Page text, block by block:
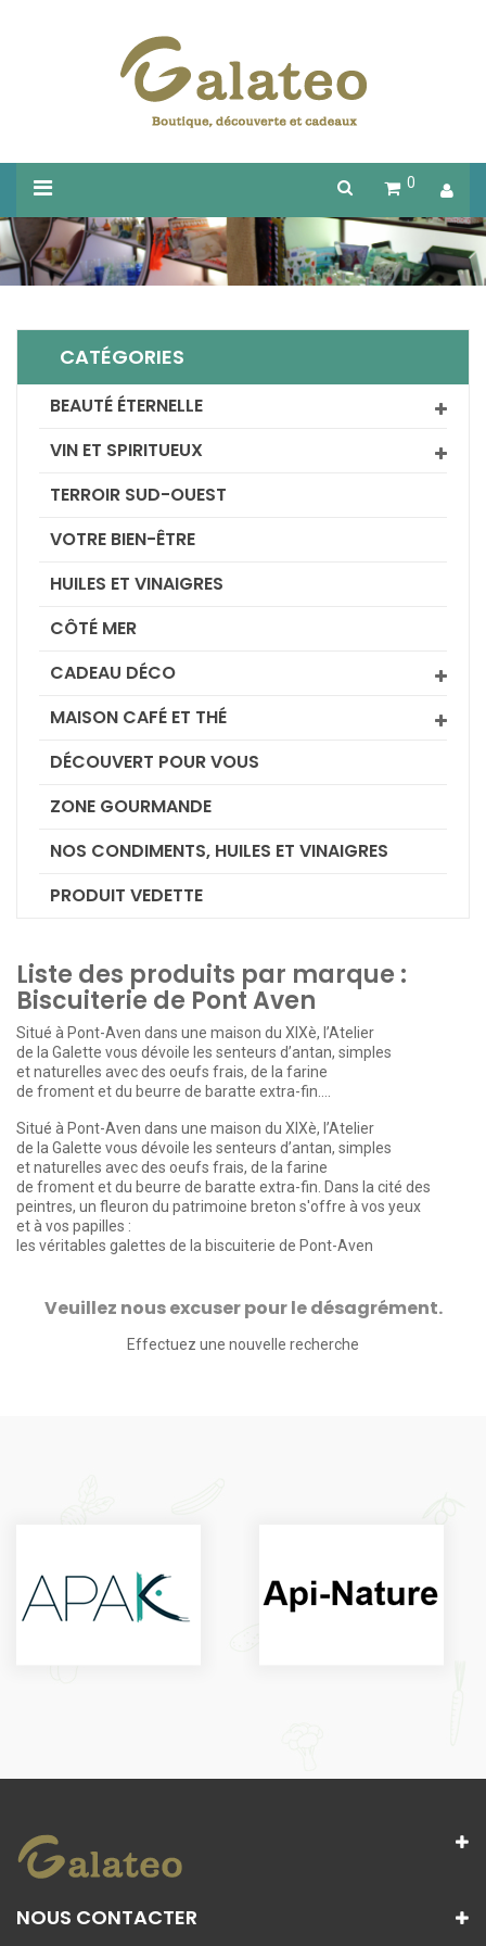
0
CATÉGORIES
BEAUTÉ ÉTERNELLE
VIN ET SPIRITUEUX
TERROIR SUD-OUEST
VOTRE BIEN-ÊTRE
HUILES ET VINAIGRES
CÔTÉ MER
CADEAU DÉCO
MAISON CAFÉ ET THÉ
DÉCOUVERT POUR VOUS
ZONE GOURMANDE
NOS CONDIMENTS, HUILES ET VINAIGRES
PRODUIT VEDETTE
Liste des produits par marque :
Biscuiterie de Pont Aven
Situé à Pont-Aven dans une maison du XIXè, l’Atelier
de la Galette vous dévoile les senteurs d’antan, simples
et naturelles avec des oeufs frais, de la farine
de froment et du beurre de baratte extra-fin….
Situé à Pont-Aven dans une maison du XIXè, l’Atelier
de la Galette vous dévoile les senteurs d’antan, simples
et naturelles avec des oeufs frais, de la farine
de froment et du beurre de baratte extra-fin. Dans la cité des
peintres, un fleuron du patrimoine breton s'offre à vos yeux
et à vos papilles :
les véritables galettes de la biscuiterie de Pont-Aven
Veuillez nous excuser pour le désagrément.
Effectuez une nouvelle recherche
NOUS CONTACTER